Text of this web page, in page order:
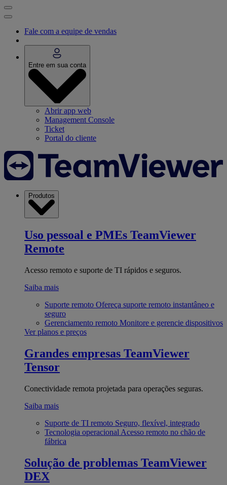
Fale com a equipe de vendas
Entre em sua conta
Abrir app web
Management Console
Ticket
Portal do cliente
Produtos
Uso pessoal e PMEs TeamViewer
Remote
Acesso remoto e suporte de TI rápidos e seguros.
Saiba mais
Suporte remoto Ofereça suporte remoto instantâneo e
seguro
Gerenciamento remoto Monitore e gerencie dispositivos
Ver planos e preços
Grandes empresas TeamViewer
Tensor
Conectividade remota projetada para operações seguras.
Saiba mais
Suporte de TI remoto Seguro, flexível, integrado
Tecnologia operacional Acesso remoto no chão de
fábrica
Solução de problemas TeamViewer
DEX